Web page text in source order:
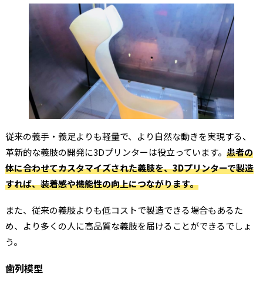
従来の義手・義足よりも軽量で、より自然な動きを実現する、
革新的な義肢の開発に3Dプリンターは役立っています。 患者の
体に合わせてカスタマイズされた義肢を、3Dプリンターで製造
すれば、装着感や機能性の向上につながります。
また、従来の義肢よりも低コストで製造できる場合もあるた
め、より多くの人に高品質な義肢を届けることができるでしょ
う。
歯列模型